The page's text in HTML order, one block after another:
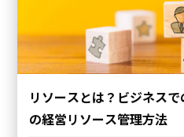
リソースとは？ビジネス
の経営リソース管理方法